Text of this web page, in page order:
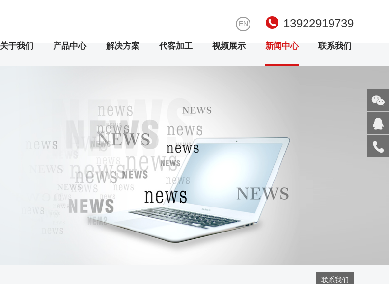
13922919739
EN
关于我们 产品中心 解决方案 代客加工 视频展示 新闻中心 联系我们
联系我们
关注
微信
在线
客服